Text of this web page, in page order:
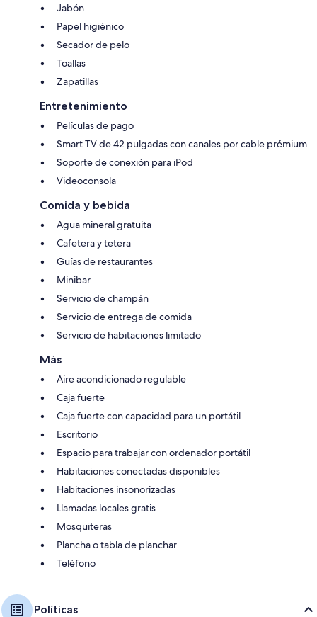
Jabón
Papel higiénico
Secador de pelo
Toallas
Zapatillas
Entretenimiento
Películas de pago
Smart TV de 42 pulgadas con canales por cable prémium
Soporte de conexión para iPod
Videoconsola
Comida y bebida
Agua mineral gratuita
Cafetera y tetera
Guías de restaurantes
Minibar
Servicio de champán
Servicio de entrega de comida
Servicio de habitaciones limitado
Más
Aire acondicionado regulable
Caja fuerte
Caja fuerte con capacidad para un portátil
Escritorio
Espacio para trabajar con ordenador portátil
Habitaciones conectadas disponibles
Habitaciones insonorizadas
Llamadas locales gratis
Mosquiteras
Plancha o tabla de planchar
Teléfono
Políticas